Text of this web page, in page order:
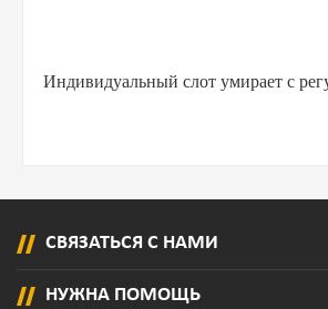
YT-MS101 Горный расплав клейкий
СВЯЗАТЬСЯ С НАМИ
НУЖНА ПОМОЩЬ